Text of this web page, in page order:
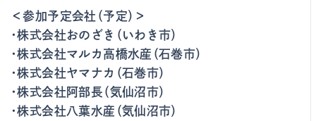
＜参加予定会社（予定）＞
・株式会社おのざき（いわき市）
・株式会社マルカ高橋水産（石巻市）
・株式会社ヤマナカ（石巻市）
・株式会社阿部長（気仙沼市）
・株式会社八葉水産（気仙沼市）